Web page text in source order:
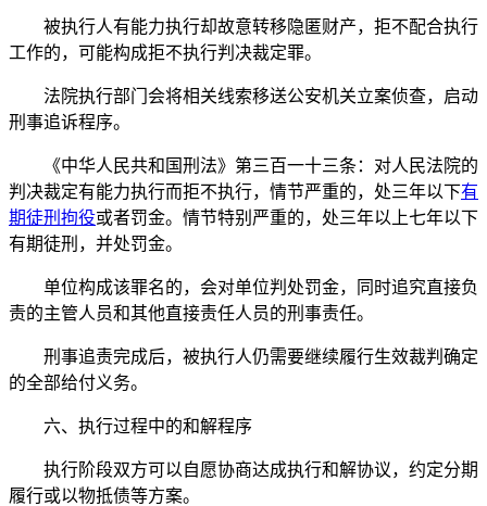
被执行人有能力执行却故意转移隐匿财产，拒不配合执行
工作的，可能构成拒不执行判决裁定罪。
法院执行部门会将相关线索移送公安机关立案侦查，启动
刑事追诉程序。
《中华人民共和国刑法》第三百一十三条：对人民法院的
判决裁定有能力执行而拒不执行，情节严重的，处三年以下有
期徒刑 拘役或者罚金。情节特别严重的，处三年以上七年以下
有期徒刑，并处罚金。
单位构成该罪名的，会对单位判处罚金，同时追究直接负
责的主管人员和其他直接责任人员的刑事责任。
刑事追责完成后，被执行人仍需要继续履行生效裁判确定
的全部给付义务。
六、执行过程中的和解程序
执行阶段双方可以自愿协商达成执行和解协议，约定分期
履行或以物抵债等方案。